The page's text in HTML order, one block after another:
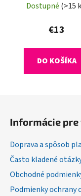
120x120 cm, 0,8
Dostupné (>15
€13
DO KOŠÍKA
Informácie pre
Doprava a spôsob
Často kladené
Obchodné
Podmienky ochrany